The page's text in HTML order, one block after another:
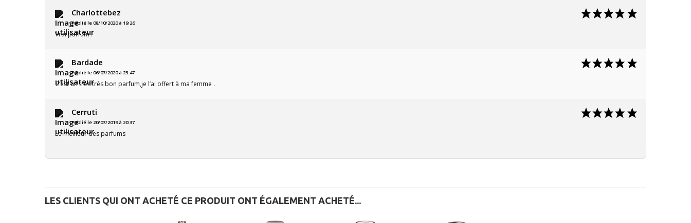
Charlottebez
Publié le 08/10/2020 à 19:26
Vrai parfum !
Bardade
Publié le 06/07/2020 à 23:47
C’est un très très bon parfum,je l’ai offert à ma femme .
Cerruti
Publié le 20/07/2019 à 20:37
Le meilleur des parfums
LES CLIENTS QUI ONT ACHETÉ CE PRODUIT ONT ÉGALEMENT ACHETÉ...